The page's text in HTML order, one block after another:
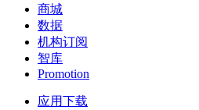
商城
数据
机构订阅
智库
Promotion
应用下载